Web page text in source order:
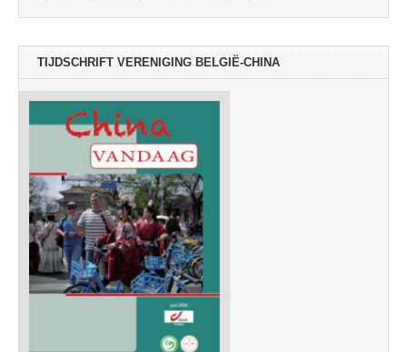
TIJDSCHRIFT VERENIGING BELGIË-CHINA